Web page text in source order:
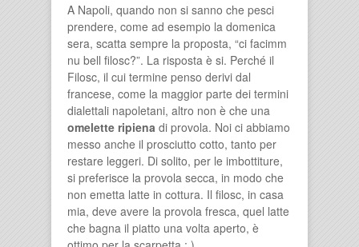
A Napoli, quando non si sanno che pesci
prendere, come ad esempio la domenica
sera, scatta sempre la proposta, “ci facimm
nu bell filosc?”. La risposta è si. Perché il
Filosc, il cui termine penso derivi dal
francese, come la maggior parte dei termini
dialettali napoletani, altro non è che una
omelette ripiena di provola. Noi ci abbiamo
messo anche il prosciutto cotto, tanto per
restare leggeri. Di solito, per le imbottiture,
si preferisce la provola secca, in modo che
non emetta latte in cottura. Il filosc, in casa
mia, deve avere la provola fresca, quel latte
che bagna il piatto una volta aperto, è